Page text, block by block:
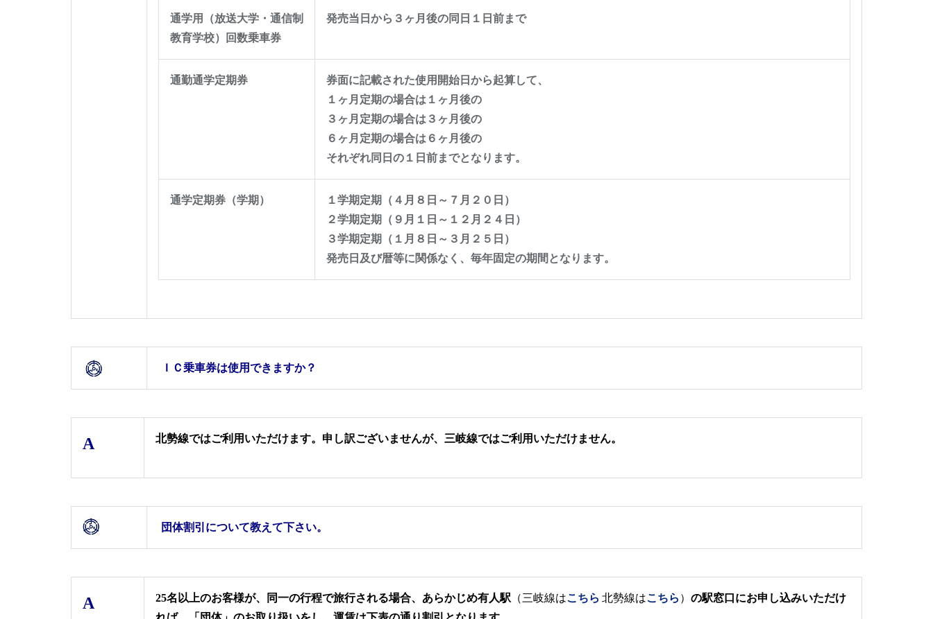
通学用（放送大学・通信制
教育学校）回数乗車券
発売当日から３ヶ月後の同日１日前まで
通勤通学定期券
券面に記載された使用開始日から起算して、
１ヶ月定期の場合は１ヶ月後の
３ヶ月定期の場合は３ヶ月後の
６ヶ月定期の場合は６ヶ月後の
それぞれ同日の１日前までとなります。
通学定期券（学期）
１学期定期（４月８日～７月２０日）
２学期定期（９月１日～１２月２４日）
３学期定期（１月８日～３月２５日）
発売日及び暦等に関係なく、毎年固定の期間となります。
ＩＣ乗車券は使用できますか？
A 北勢線ではご利用いただけます。申し訳ございませんが、三岐線ではご利用いただけません。
団体割引について教えて下さい。
A 25名以上のお客様が、同一の行程で旅行される場合、 あらかじめ有人駅 （三岐線はこちら 北勢線はこちら ） の駅窓口にお申し込みいただけ